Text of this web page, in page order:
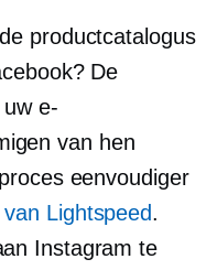
productcatalogus
De
e-
van hen
eenvoudiger
van Lightspeed.
Instagram te